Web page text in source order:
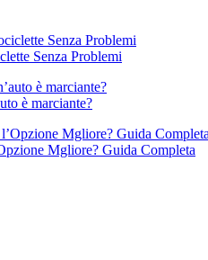
Senza Problemi
è marciante?
Mgliore? Guida Completa